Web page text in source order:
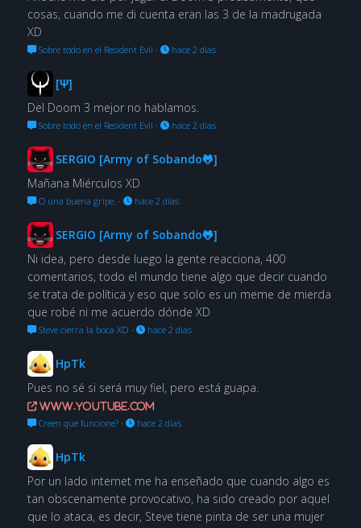
cosas, cuando me di cuenta eran las 3 de la madrugada
XD
Sobre todo en el Resident Evil · hace 2 días
[Ψ]
Del Doom 3 mejor no hablamos.
Sobre todo en el Resident Evil · hace 2 días
SERGIO [Army of Sobando🐸]
Mañana Miérculos XD
O una buena gripe. · hace 2 días
SERGIO [Army of Sobando🐸]
Ni idea, pero desde luego la gente reacciona, 400
comentarios, todo el mundo tiene algo que decir cuando
se trata de política y eso que solo es un meme de mierda
que robé ni me acuerdo dónde XD
Steve cierra la boca XD · hace 2 días
HpTk
Pues no sé si será muy fiel, pero está guapa.
www.youtube.com
Creen que funcione?· hace 2 días
HpTk
Por un lado internet me ha enseñado que cuando algo es
tan obscenamente provocativo, ha sido creado por aquel
que lo ataca, es decir, Steve tiene pinta de ser una mujer